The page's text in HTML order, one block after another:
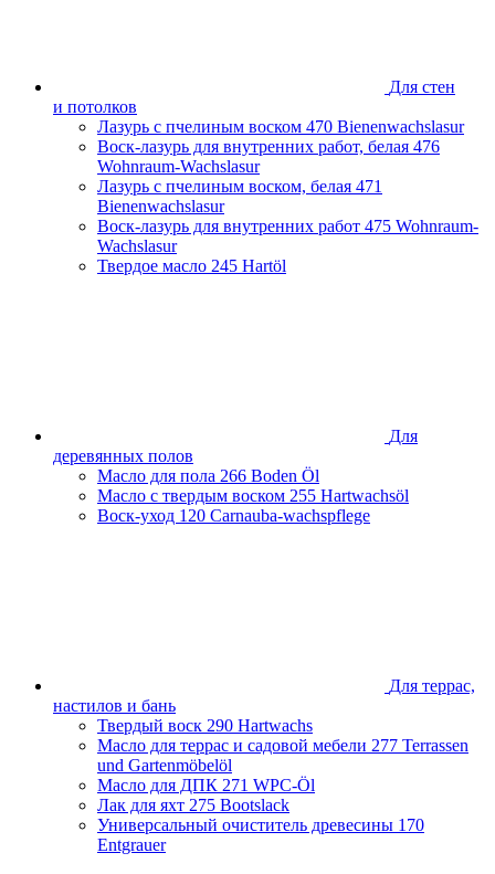
Свердловская область
Смоленская область
Ставропольский край
Тамбовская область
Тверская область
Тульская область
Тюменская область
Удмуртская Республика
Хабаровский край
Для стен
и потолков
Лазурь с пчелиным воском 470 Bienenwachslasur
Воск-лазурь для внутренних работ, белая 476
Wohnraum-Wachslasur
Лазурь с пчелиным воском, белая 471
Bienenwachslasur
Воск-лазурь для внутренних работ 475 Wohnraum-
Wachslasur
Твердое масло 245 Hartöl
Для
деревянных полов
Масло для пола 266 Boden Öl
Масло с твердым воском 255 Hartwachsöl
Воск-уход 120 Carnauba-wachspflege
Для террас,
настилов и бань
Твердый воск 290 Hartwachs
Масло для террас и садовой мебели 277 Terrassen
und Gartenmöbelöl
Масло для ДПК 271 WPC-Öl
Лак для яхт 275 Bootslack
Универсальный очиститель древесины 170
Entgrauer